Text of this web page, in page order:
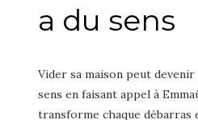
a du sens
Vider sa maison peut
sens en faisant appel à
transforme chaque débarras